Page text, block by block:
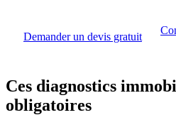
Demander un devis gratuit
Ces diagnostics
obligatoires